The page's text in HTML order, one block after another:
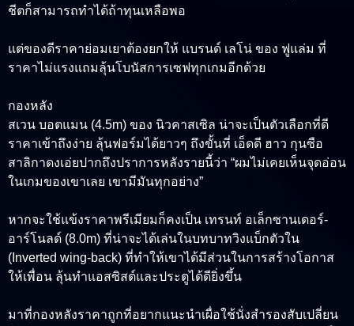
ชีตก็สามารถทำได้ถ้าทุนเหลือพอ
แต่ของดีราคาย่อมเยาต้องยกให้ แบรนด์ เลโน่ ของ ฟูแล่ม ที่
ราคาไม่แรงแถมลุ้นโบนัสการเซฟทุกเกมอีกด้วย
กองหลัง
สเวน บอตแมน (4.5m) ของ นิวคาสเซิล น่าจะเป็นตัวเลือกที่ดี
ราคาเข้าถึงง่าย ลุ้นฟอร์มได้ยาวๆ ถึงขั้นที่ เอ็ดดี ฮาว กุนซือ
สาลิกาดงเอ่ยปากถึงปราการหลังรายนี้ว่า “ผมไม่เคยเห็นจุดอ่อน
ในเกมของเขาเลย เขามีมันทุกอย่าง”
หากจะใช้แข้งราคาพรีเมียมก็คงเป็น เทรนท์ อเล็กซานเดอร์-
อาร์โนลด์ (8.0m) ที่น่าจะได้เล่นในบทบาทวิงแบ็กตัวใน
(Inverted wing-back) ที่ทำให้เขาได้มีส่วนในการสร้างโอกาส
ให้เพื่อน ลุ้นทำแอสซิสต์และประตูได้ดียิ่งขึ้น
มาที่กองหลังราคาถูกที่อยากแนะนำเผื่อใช้นั่งสำรองสับเปลี่ยน